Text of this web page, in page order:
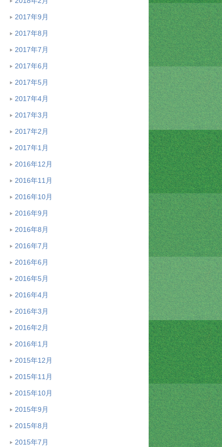
2017年9月
2017年8月
2017年7月
2017年6月
2017年5月
2017年4月
2017年3月
2017年2月
2017年1月
2016年12月
2016年11月
2016年10月
2016年9月
2016年8月
2016年7月
2016年6月
2016年5月
2016年4月
2016年3月
2016年2月
2016年1月
2015年12月
2015年11月
2015年10月
2015年9月
2015年8月
2015年7月